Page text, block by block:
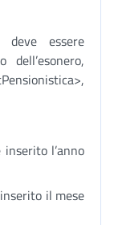
essere
l’anno
il mese